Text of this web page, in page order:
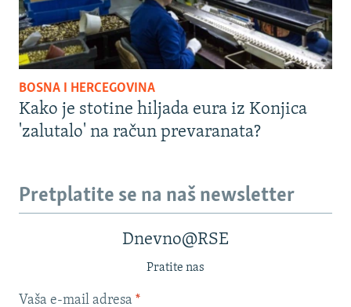
BOSNA I HERCEGOVINA
Kako je stotine hiljada eura iz Konjica
'zalutalo' na račun prevaranata?
Pretplatite se na naš newsletter
Dnevno@RSE
Pratite nas
Vaša e-mail adresa *